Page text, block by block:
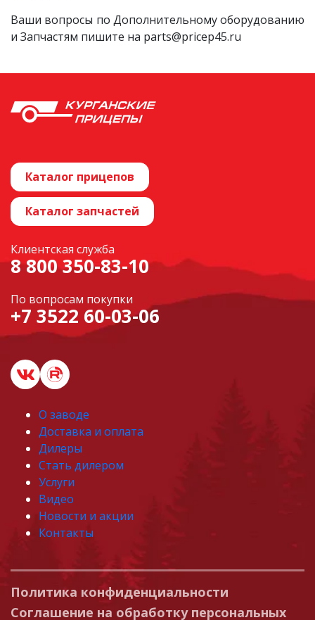
Ваши вопросы по Дополнительному оборудованию
и Запчастям пишите на parts@pricep45.ru
Каталог прицепов
Каталог запчастей
О заводе
Доставка и оплата
Дилеры
Стать дилером
Услуги
Видео
Новости и акции
Контакты
Клиентская служба
8 800 350-83-10
По вопросам покупки
+7 3522 60-03-06
Политика конфиденциальности
Соглашение на обработку персональных